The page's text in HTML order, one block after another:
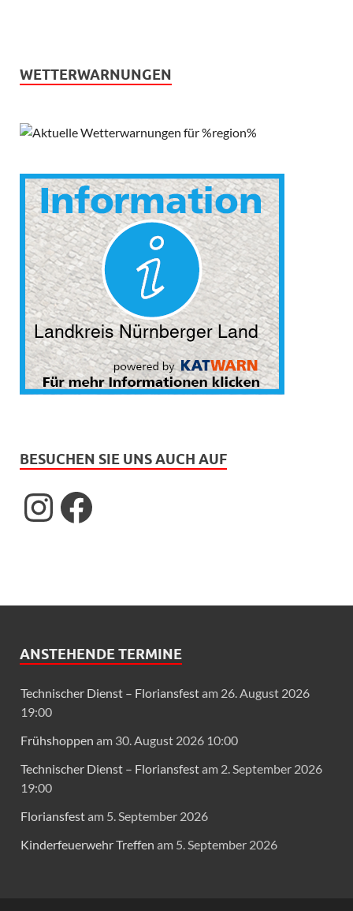
WETTERWARNUNGEN
BESUCHEN SIE UNS AUCH AUF
ANSTEHENDE TERMINE
Technischer Dienst – Floriansfestam 26. August 2026
19:00
Frühshoppen am 30. August 2026 10:00
Technischer Dienst – Floriansfestam 2. September 2026
19:00
Floriansfestam 5. September 2026
Kinderfeuerwehr Treffen am 5. September 2026